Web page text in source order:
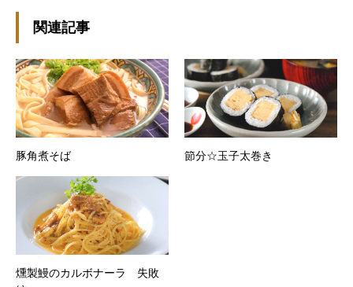
関連記事
豚角煮そば 節分☆玉子太巻き
燻製鰻のカルボナーラ 失敗